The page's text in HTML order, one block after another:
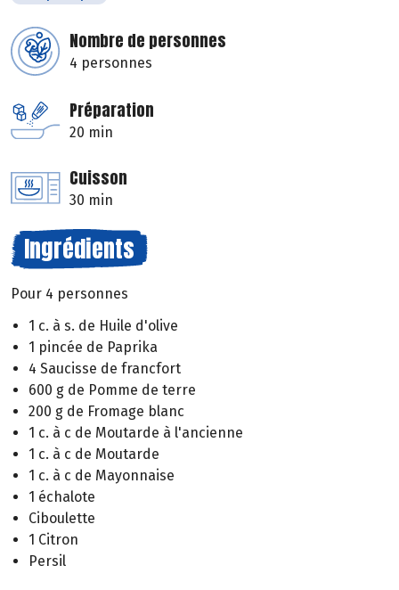
Nombre de personnes
4 personnes
Préparation
20 min
Cuisson
30 min
Ingrédients
Pour 4 personnes
1 c. à s. de Huile d'olive
1 pincée de Paprika
4 Saucisse de francfort
600 g de Pomme de terre
200 g de Fromage blanc
1 c. à c de Moutarde à l'ancienne
1 c. à c de Moutarde
1 c. à c de Mayonnaise
1 échalote
Ciboulette
1 Citron
Persil